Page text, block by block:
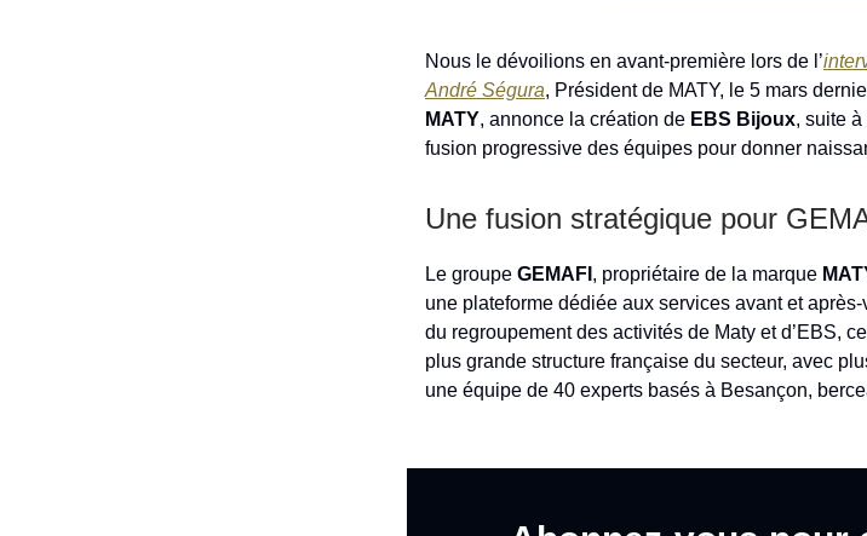
Nous le dévoilions en avant-première lors de l’
André Ségura, Président de MATY, le 5 mars
MATY, annonce la création de EBS Bijoux, suite
fusion progressive des équipes pour donner
Une fusion stratégique pour
Le groupe GEMAFI , propriétaire de la marque
une plateforme dédiée aux services avant et
du regroupement des activités de Maty et d’EBS,
plus grande structure française du secteur, avec
une équipe de 40 experts basés à Besançon,